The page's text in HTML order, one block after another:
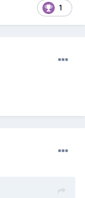
1